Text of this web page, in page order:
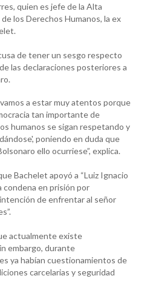
quien es jefe de la Alta
los Derechos Humanos, la ex
de tener un sesgo respecto
las declaraciones posteriores a
a estar muy atentos porque
tan importante de
humanos se sigan respetando y
poniendo en duda que
ello ocurriese”, explica.
Bachelet apoyó a “Luiz Ignacio
condena en prisión por
de enfrentar al señor
actualmente existe
embargo, durante
ya habían cuestionamientos de
carcelarias y seguridad